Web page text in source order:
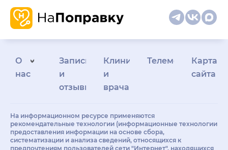
О
нас
Запись
и
отзывы
Клиникам
и
врачам
Телемедицина
Карта
сайта
На информационном ресурсе применяются
рекомендательные технологии (информационные технологии
предоставления информации на основе сбора,
систематизации и анализа сведений, относящихся к
предпочтениям пользователей сети "Интернет", находящихся